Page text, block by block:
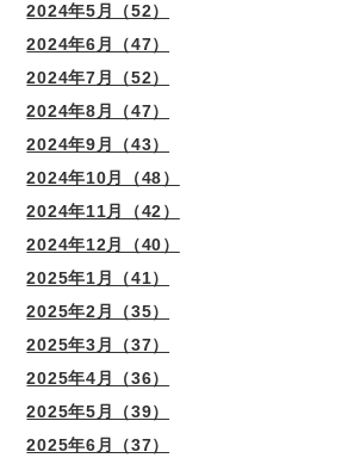
2024年5月（52）
2024年6月（47）
2024年7月（52）
2024年8月（47）
2024年9月（43）
2024年10月（48）
2024年11月（42）
2024年12月（40）
2025年1月（41）
2025年2月（35）
2025年3月（37）
2025年4月（36）
2025年5月（39）
2025年6月（37）